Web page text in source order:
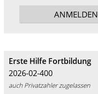
ANMELDEN
Erste Hilfe Fortbildung
2026-02-400
auch Privatzahler zugelassen